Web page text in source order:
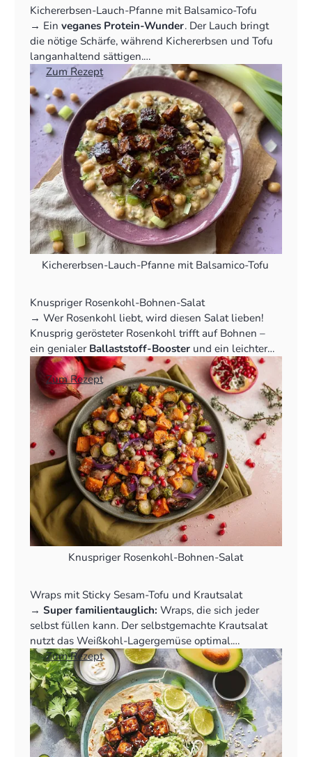
Kichererbsen-Lauch-Pfanne mit Balsamico-Tofu
‍→ Ein veganes Protein-Wunder. Der Lauch bringt
die nötige Schärfe, während Kichererbsen und Tofu
langanhaltend sättigen.
👉 Zum Rezept
Kichererbsen-Lauch-Pfanne mit Balsamico-Tofu
Knuspriger Rosenkohl-Bohnen-Salat
‍→ Wer Rosenkohl liebt, wird diesen Salat lieben!
Knusprig gerösteter Rosenkohl trifft auf Bohnen –
ein genialer Ballaststoff-Boosterund ein leichter
Ausgleich.
👉 Zum Rezept
Knuspriger Rosenkohl-Bohnen-Salat
Wraps mit Sticky Sesam-Tofu und Krautsalat
‍→ Super familientauglich: Wraps, die sich jeder
selbst füllen kann. Der selbstgemachte Krautsalat
nutzt das Weißkohl-Lagergemüse optimal.
👉Zum Rezept